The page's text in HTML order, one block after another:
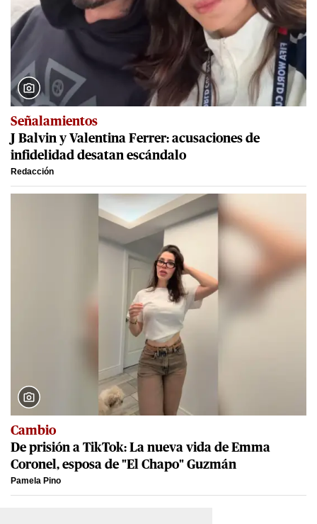
Señalamientos
J Balvin y Valentina Ferrer: acusaciones de
infidelidad desatan escándalo
Redacción
Cambio
De prisión a TikTok: La nueva vida de Emma
Coronel, esposa de "El Chapo" Guzmán
Pamela Pino